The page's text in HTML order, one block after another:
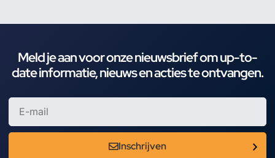
Meld je aan voor onze nieuwsbrief om up-to-
date informatie, nieuws en acties te ontvangen.
Inschrijven